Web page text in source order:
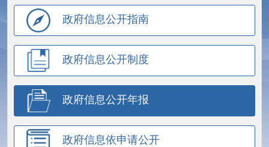
政府信息公开指南
政府信息公开制度
政府信息公开年报
政府信息依申请公开